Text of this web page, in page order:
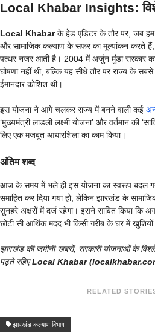
Local Khabar Insights:
Local Khabarके हेड एडिटर के तौर पर, जब
और सामाजिक कल्याण के सफर का मूल्यांकन करते
पत्थर नजर आती है। 2004 में अर्जुन मुंडा सरकार
घोषणा नहीं थी, बल्कि यह सीधे तौर पर राज्य के
ईमानदार कोशिश थी।
इस योजना ने आगे चलकर राज्य में बनने वाली कई
‘मुख्यमंत्री लाडली लक्ष्मी योजना’ और वर्तमान की
लिए एक मजबूत आधारशिला का काम किया।
अंतिम शब्द
आज के समय में भले ही इस योजना का स्वरूप बदल
समाहित कर दिया गया हो, लेकिन झारखंड के
सुनहरे अक्षरों में दर्ज रहेगा। इसने साबित किया कि
छोटी सी आर्थिक मदद भी किसी गरीब के घर में
झारखंड की जमीनी खबरों, सरकारी योजनाओं के
पढ़ते रहिएLocal Khabar
RELATED
झारखंड कल्याण विभाग